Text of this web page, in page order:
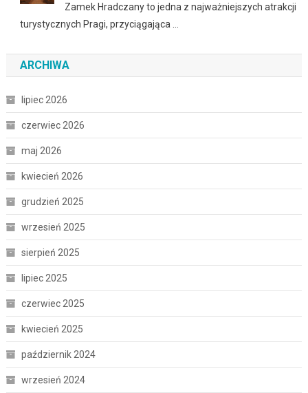
Zamek Hradczany to jedna z najważniejszych atrakcji
turystycznych Pragi, przyciągająca …
ARCHIWA
lipiec 2026
czerwiec 2026
maj 2026
kwiecień 2026
grudzień 2025
wrzesień 2025
sierpień 2025
lipiec 2025
czerwiec 2025
kwiecień 2025
październik 2024
wrzesień 2024